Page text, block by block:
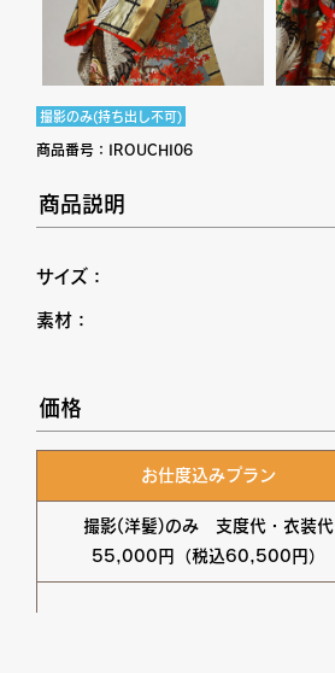
撮影のみ(持ち出し不可)
商品番号： IROUCHI06
商品説明
サイズ：
素材：
価格
お仕度込みプラン
撮影(洋髪)のみ 支度代・衣装代
55,000円（税込60,500円）